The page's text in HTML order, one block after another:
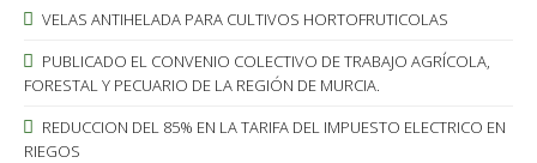
VELAS ANTIHELADA PARA CULTIVOS HORTOFRUTICOLAS
PUBLICADO EL CONVENIO COLECTIVO DE TRABAJO AGRÍCOLA,
FORESTAL Y PECUARIO DE LA REGIÓN DE MURCIA.
REDUCCION DEL 85% EN LA TARIFA DEL IMPUESTO ELECTRICO EN
RIEGOS